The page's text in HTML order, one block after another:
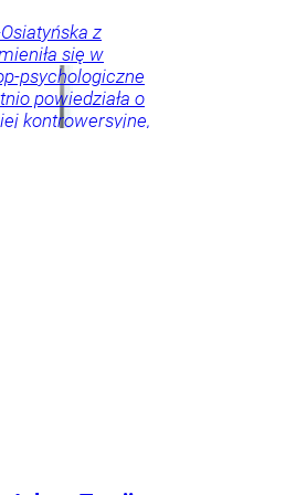
z
się w
psychologiczne
powiedziała o
kontrowersyjne,